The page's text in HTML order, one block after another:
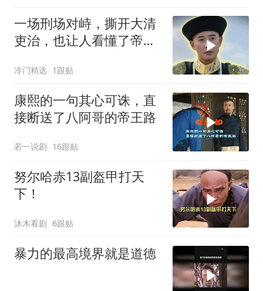
一场刑场对峙，撕开大清
吏治，也让人看懂了帝王
冷门精选 1跟贴
康熙的一句其心可诛，直
接断送了八阿哥的帝王路
若一说剧 16跟贴
努尔哈赤13副盔甲打天
下！
沐木看剧 6跟贴
暴力的最高境界就是道德